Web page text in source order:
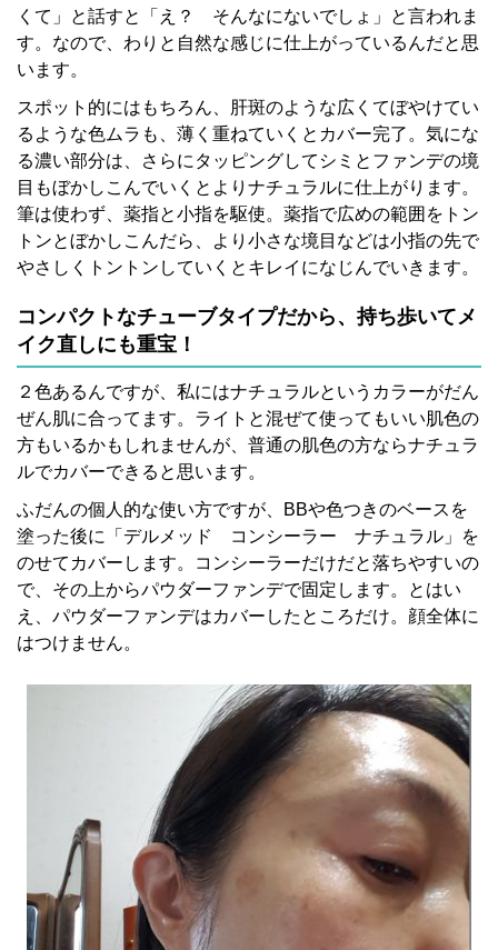
くて」と話すと「え？ そんなにないでしょ」と言われま
す。なので、わりと自然な感じに仕上がっているんだと思
います。
スポット的にはもちろん、肝斑のような広くてぼやけてい
るような色ムラも、薄く重ねていくとカバー完了。気にな
る濃い部分は、さらにタッピングしてシミとファンデの境
目もぼかしこんでいくとよりナチュラルに仕上がります。
筆は使わず、薬指と小指を駆使。薬指で広めの範囲をトン
トンとぼかしこんだら、より小さな境目などは小指の先で
やさしくトントンしていくとキレイになじんでいきます。
コンパクトなチューブタイプだから、持ち歩いてメ
イク直しにも重宝！
２色あるんですが、私にはナチュラルというカラーがだん
ぜん肌に合ってます。ライトと混ぜて使ってもいい肌色の
方もいるかもしれませんが、普通の肌色の方ならナチュラ
ルでカバーできると思います。
ふだんの個人的な使い方ですが、BBや色つきのベースを
塗った後に「デルメッド コンシーラー ナチュラル」を
のせてカバーします。コンシーラーだけだと落ちやすいの
で、その上からパウダーファンデで固定します。とはい
え、パウダーファンデはカバーしたところだけ。顔全体に
はつけません。